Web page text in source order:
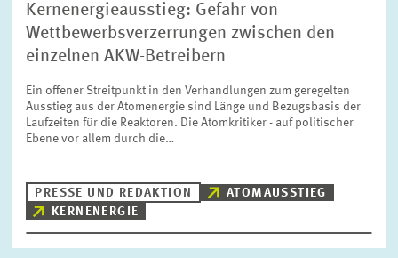
Kernenergieausstieg: Gefahr von
Wettbewerbsverzerrungen zwischen den
einzelnen AKW-Betreibern
Ein offener Streitpunkt in den Verhandlungen zum geregelten
Ausstieg aus der Atomenergie sind Länge und Bezugsbasis der
Laufzeiten für die Reaktoren. Die Atomkritiker - auf politischer
Ebene vor allem durch die…
PRESSE UND REDAKTION
ATOMAUSSTIEG
KERNENERGIE